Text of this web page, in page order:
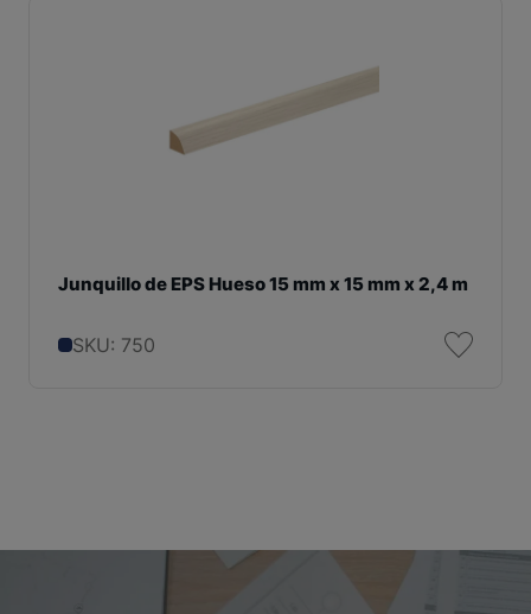
Junquillo de EPS Hueso 15 mm x 15 mm x 2,4 m
SKU: 750